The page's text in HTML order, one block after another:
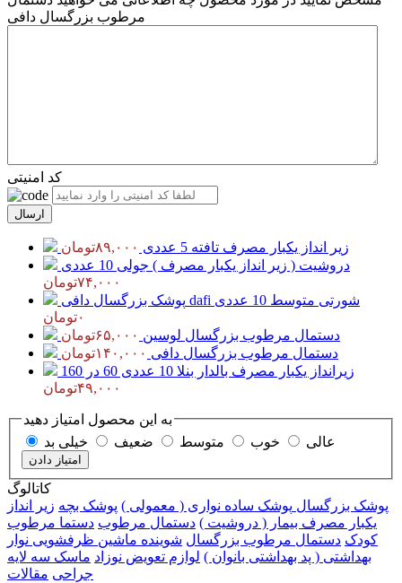
مرطوب بزرگسال دافی
کد امنیتی
زیر انداز یکبار مصرف تافته 5 عددی
۸۹,۰۰۰تومان
دروشیت ( زیر انداز یکبار مصرف ) جولی 10 عددی
۷۴,۰۰۰تومان
پوشک بزرگسال دافی dafi شورتی متوسط 10 عددی
۰تومان
دستمال مرطوب بزرگسال لوسین ۶۵,۰۰۰تومان
دستمال مرطوب بزرگسال دافی ۱۴۰,۰۰۰تومان
زیرانداز یکبار مصرف بالدار بنلا 10 عددی 60 در 160
۴۹,۰۰۰تومان
به این محصول امتیاز دهید
عالی
خوب متوسط ضعیف خیلی بد
کاتالوگ
پوشک بزرگسال پوشک ساده نواری ( معمولی ) پوشک بچه زیر انداز
یکبار مصرف بیمار ( دروشیت ) دستمال مرطوب دستما مرطوب
کودک دستمال مرطوب بزرگسال شوینده ماشین ظرفشویی نوار
بهداشتی ( پد بهداشتی بانوان ) لوازم تعویض نوزاد ماسک سه لایه
جراحی مقالات